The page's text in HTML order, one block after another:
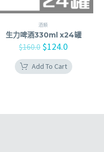
酒類
生力啤酒330ml x24罐
$160.0 $124.0
Add To Cart